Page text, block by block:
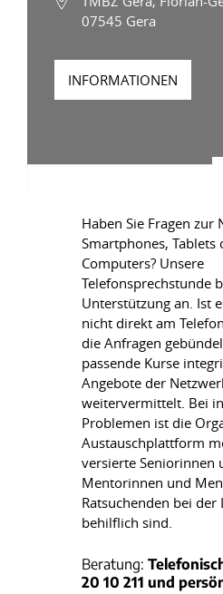
07545 Gera
INFORMATIONEN
Haben Sie Fragen zur
Smartphones, Tablets
Computers? Unsere
Telefonsprechstunde
Unterstützung an. Ist
nicht direkt am
die Anfragen
passende Kurse
Angebote der
weitervermittelt. Bei
Problemen ist die
Austauschplattform
versierte Seniorinnen
Mentorinnen und
Ratsuchenden bei
behilflich sind.
Beratung:
20 10 211 und